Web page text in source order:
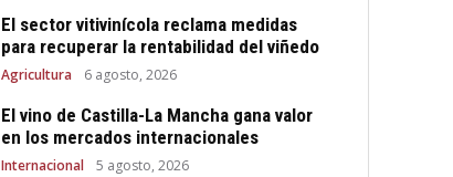
El sector vitivinícola reclama medidas
para recuperar la rentabilidad del viñedo
Agricultura 6 agosto, 2026
El vino de Castilla-La Mancha gana valor
en los mercados internacionales
Internacional 5 agosto, 2026